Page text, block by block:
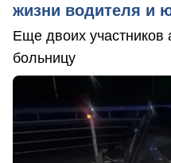
жизни водителя и
Еще двоих участников
больницу